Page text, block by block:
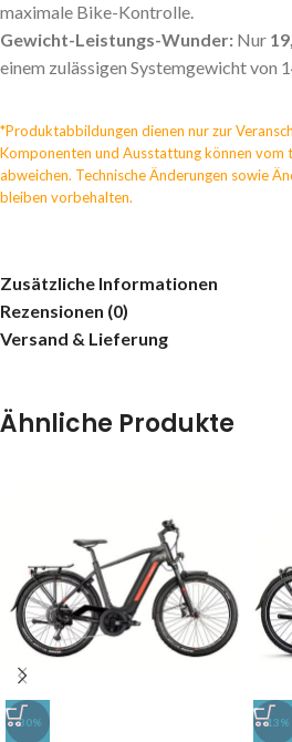
maximale Bike-Kontrolle.
Gewicht-Leistungs-Wunder: Nur
einem zulässigen Systemgewicht von
*Produktabbildungen dienen nur zur
Komponenten und Ausstattung können vom
abweichen. Technische Änderungen sowie
bleiben vorbehalten.
Zusätzliche Informationen
Rezensionen (0)
Versand & Lieferung
Ähnliche Produkte
-30% -13%